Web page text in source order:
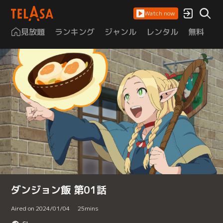
Watch now
見放題 ランキング ジャンル レンタル 無料
ダンジョン飯 第01話
Aired on 2024/01/04 25mins